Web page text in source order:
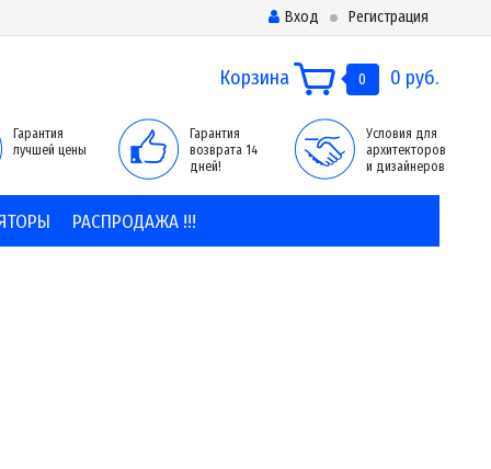
Вход Регистрация
Корзина 0 0 руб.
Гарантия
лучшей цены
Гарантия
возврата 14
дней!
Условия для
архитекторов
и дизайнеров
РАСПРОДАЖА !!!